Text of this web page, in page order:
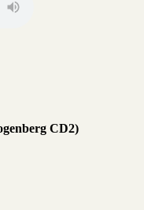
CD2)